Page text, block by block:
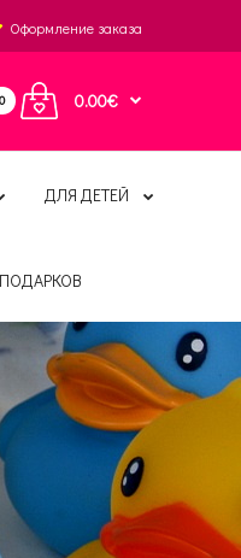
Оформление заказа
0 0.00€
ДЛЯ ДЕТЕЙ